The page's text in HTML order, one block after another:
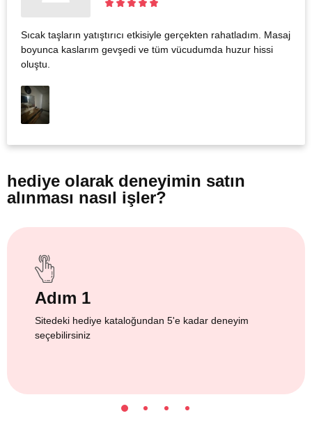
Sıcak taşların yatıştırıcı etkisiyle gerçekten rahatladım. Masaj
boyunca kaslarım gevşedi ve tüm vücudumda huzur hissi
oluştu.
hediye olarak deneyimin satın
alınması nasıl işler?
Adım 1
Sitedeki hediye kataloğundan 5'e kadar deneyim
seçebilirsiniz